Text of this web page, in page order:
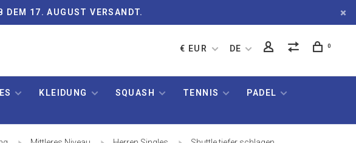
DEM 17. AUGUST VERSANDT.
€ EUR DE 0
KLEIDUNG SQUASH TENNIS
PADEL